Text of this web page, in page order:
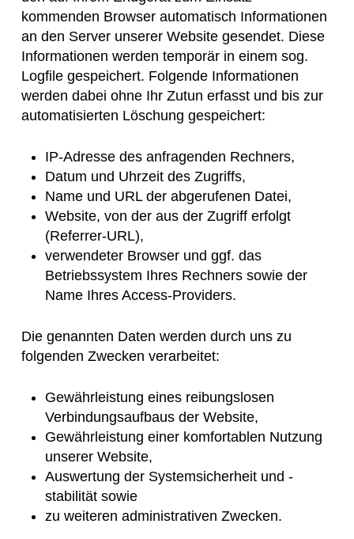
kommenden Browser automatisch Informationen
an den Server unserer Website gesendet. Diese
Informationen werden temporär in einem sog.
Logfile gespeichert. Folgende Informationen
werden dabei ohne Ihr Zutun erfasst und bis zur
automatisierten Löschung gespeichert:
IP-Adresse des anfragenden Rechners,
Datum und Uhrzeit des Zugriffs,
Name und URL der abgerufenen Datei,
Website, von der aus der Zugriff erfolgt
(Referrer-URL),
verwendeter Browser und ggf. das
Betriebssystem Ihres Rechners sowie der
Name Ihres Access-Providers.
Die genannten Daten werden durch uns zu
folgenden Zwecken verarbeitet:
Gewährleistung eines reibungslosen
Verbindungsaufbaus der Website,
Gewährleistung einer komfortablen Nutzung
unserer Website,
Auswertung der Systemsicherheit und -
stabilität sowie
zu weiteren administrativen Zwecken.